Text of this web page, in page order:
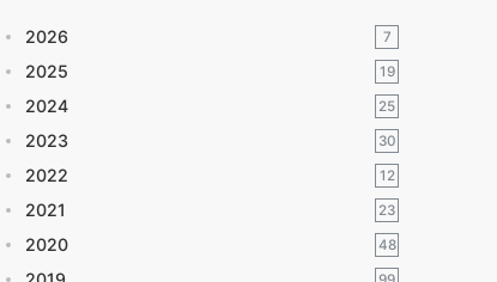
2026 7
2025 19
2024 25
2023 30
2022 12
2021 23
2020 48